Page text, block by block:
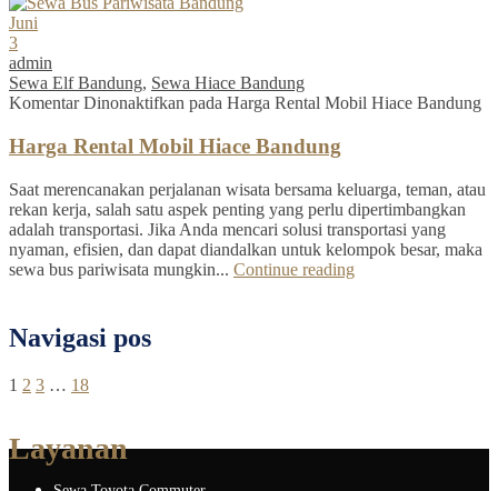
Juni
3
admin
Sewa Elf Bandung, Sewa Hiace Bandung
Komentar Dinonaktifkan pada Harga Rental Mobil Hiace Bandung
Harga Rental Mobil Hiace Bandung
Saat merencanakan perjalanan wisata bersama keluarga, teman, atau
rekan kerja, salah satu aspek penting yang perlu dipertimbangkan
adalah transportasi. Jika Anda mencari solusi transportasi yang
nyaman, efisien, dan dapat diandalkan untuk kelompok besar, maka
sewa bus pariwisata mungkin... Continue reading
Navigasi pos
1 2 3 … 18
Layanan